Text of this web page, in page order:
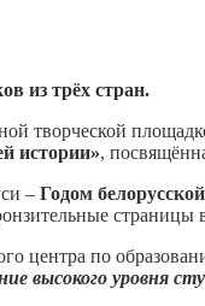
из трёх стран.
творческой
истории»,
– Годом
страницы
по
высокого уровня